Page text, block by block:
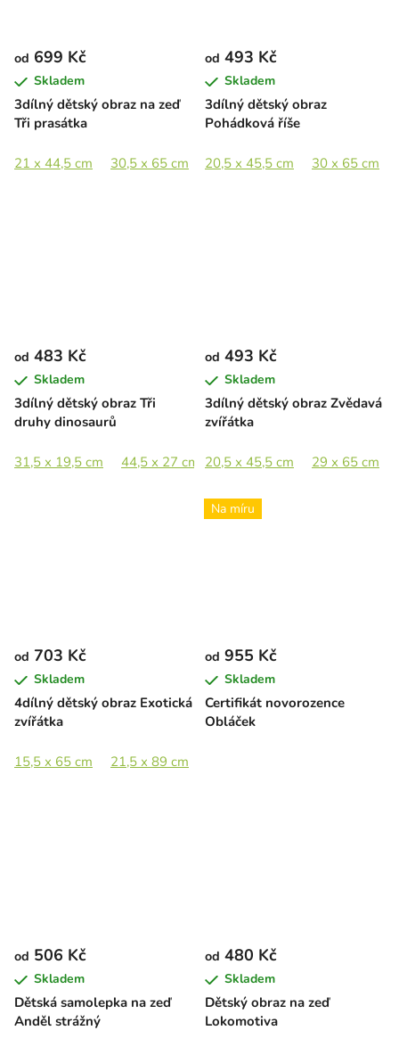
3dílný dětský obraz na zeď
Tři prasátka
od 699 Kč
Skladem
21 x 44,5 cm 30,5 x 65 cm 42 x 89 cm 62,5 x 133 cm
3dílný dětský obraz
Pohádková říše
od 493 Kč
Skladem
20,5 x 45,5 cm 30 x 65 cm
3dílný dětský obraz Tři
druhy dinosaurů
od 483 Kč
Skladem
31,5 x 19,5 cm 44,5 x 27 cm 65 x 39,5 cm 89 x 54 cm
3dílný dětský obraz Zvědavá
zvířátka
od 493 Kč
Skladem
20,5 x 45,5 cm 29 x 65 cm
4dílný dětský obraz Exotická
zvířátka
od 703 Kč
Skladem
15,5 x 65 cm 21,5 x 89 cm
Na míru
Certifikát novorozence
Obláček
od 955 Kč
Skladem
Dětská samolepka na zeď
Anděl strážný
od 506 Kč
Skladem
Dětský obraz na zeď
Lokomotiva
od 480 Kč
Skladem